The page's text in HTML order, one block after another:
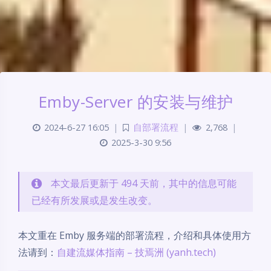
Emby-Server 的安装与维护
2024-6-27 16:05 | 自部署流程 | 2,768
|
2025-3-30 9:56
本文最后更新于 494 天前，其中的信息可能
已经有所发展或是发生改变。
本文重在 Emby 服务端的部署流程，介绍和具体使用方
法请到： 自建流媒体指南 – 技焉洲 (yanh.tech)